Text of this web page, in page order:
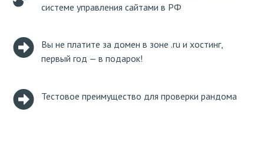
системе управления сайтами в РФ
Вы не платите за домен в зоне .ru и хостинг,
первый год — в подарок!
Тестовое преимущество для проверки рандома